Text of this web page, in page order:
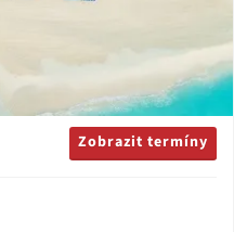
Zobrazit termíny